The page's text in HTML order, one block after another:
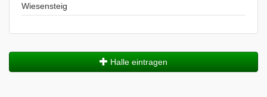
Wiesensteig
Halle eintragen